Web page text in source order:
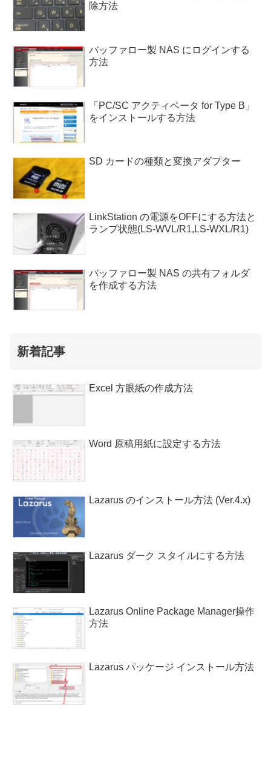
除方法
バッファロー製 NAS にログインする
方法
「PC/SC アクティベータ for Type B」
をインストールする方法
SD カードの種類と変換アダプター
LinkStation の電源をOFFにする方法と
ランプ状態(LS-WVL/R1,LS-WXL/R1)
バッファロー製 NAS の共有フォルダ
を作成する方法
新着記事
Excel 方眼紙の作成方法
Word 原稿用紙に設定する方法
Lazarus のインストール方法 (Ver.4.x)
Lazarus ダーク スタイルにする方法
Lazarus Online Package Manager操作
方法
Lazarus パッケージ インストール方法